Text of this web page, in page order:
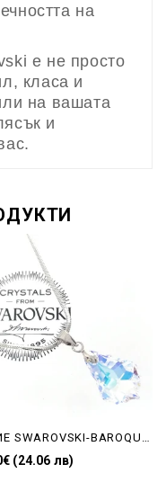
на
е не просто
класа и
на вашата
и
(24.06 лв)